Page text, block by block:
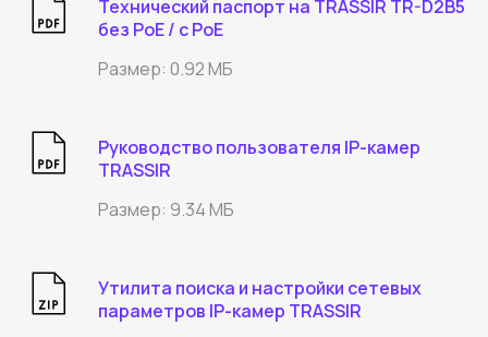
Технический паспорт на TRASSIR TR-D2B5
без PoE / с PoE
Размер: 0.92 МБ
Руководство пользователя IP-камер
TRASSIR
Размер: 9.34 МБ
Утилита поиска и настройки сетевых
параметров IP-камер TRASSIR